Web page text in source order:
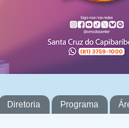
Diretoria Programa